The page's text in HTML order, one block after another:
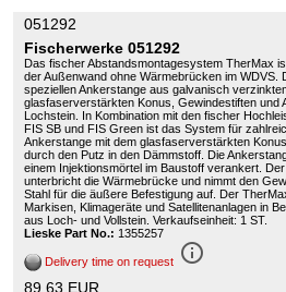
051292
Fischerwerke 051292
Das fischer Abstandsmontagesystem TherMax
der Außenwand ohne Wärmebrücken im WDVS.
speziellen Ankerstange aus galvanisch
glasfaserverstärkten Konus, Gewindestiften und
Lochstein. In Kombination mit den fischer
FIS SB und FIS Green ist das System für
Ankerstange mit dem glasfaserverstärkten
durch den Putz in den Dämmstoff. Die
einem Injektionsmörtel im Baustoff verankert.
unterbricht die Wärmebrücke und nimmt den
Stahl für die äußere Befestigung auf. Der
Markisen, Klimageräte und Satellitenanlagen in
aus Loch- und Vollstein. Verkaufseinheit: 1 ST.
Lieske Part No.: 1355257
Delivery time on request info_outline
89,63 EUR